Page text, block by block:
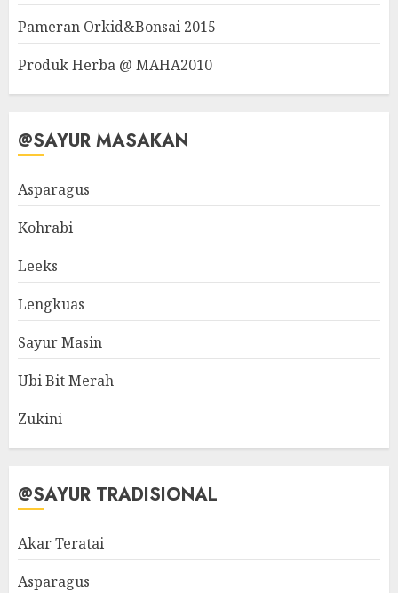
Pameran Orkid&Bonsai 2015
Produk Herba @ MAHA2010
@SAYUR MASAKAN
Asparagus
Kohrabi
Leeks
Lengkuas
Sayur Masin
Ubi Bit Merah
Zukini
@SAYUR TRADISIONAL
Akar Teratai
Asparagus